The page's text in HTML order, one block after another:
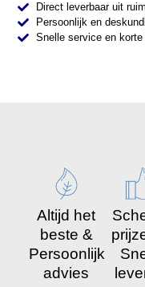
Direct leverbaar uit
Persoonlijk en
Snelle service en korte
Altijd het
beste &
Persoonlijk
advies